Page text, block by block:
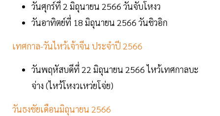
วันศุกร์ที่ 2 มิถุนายน 2566 วันจับโหงว
วันอาทิตย์ที่ 18 มิถุนายน 2566 วันชิวอิก
เทศกาล-วันไหว้เจ้าจีน ประจำปี 2566
วันพฤหัสบดีที่ 22 มิถุนายน 2566 ไหว้เทศกาลบะ
จ่าง (ไหว้โหงวเหว่ยโจ่ย)
วันธงชัยเดือนมิถุนายน 2566